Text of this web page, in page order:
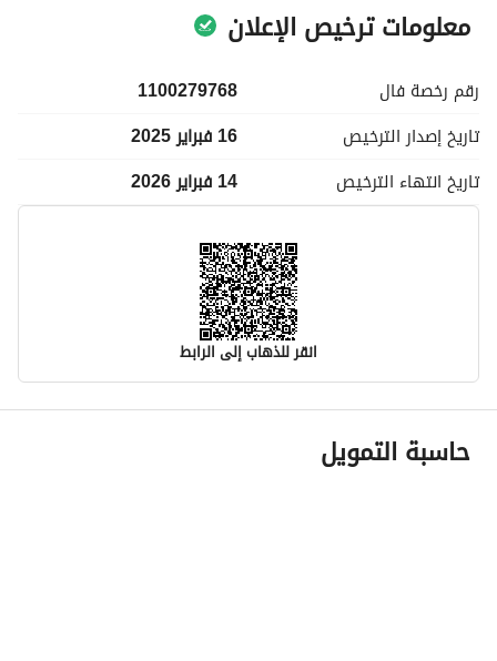
معلومات ترخيص الإعلان
رقم رخصة فال
1100279768
تاريخ إصدار الترخيص
16 فبراير 2025
تاريخ انتهاء الترخيص 14 فبراير 2026
انقر للذهاب إلى الرابط
معلومات مسؤول الإعلان
اسم المسؤول
حاسبة التمويل